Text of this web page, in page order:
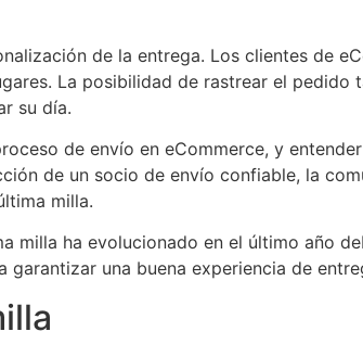
de la entrega. Los clientes de
La posibilidad de rastrear el pedido
su día.
de envío en eCommerce, y
de un socio de envío confiable, la
milla.
milla ha evolucionado en el último año
una buena experiencia de